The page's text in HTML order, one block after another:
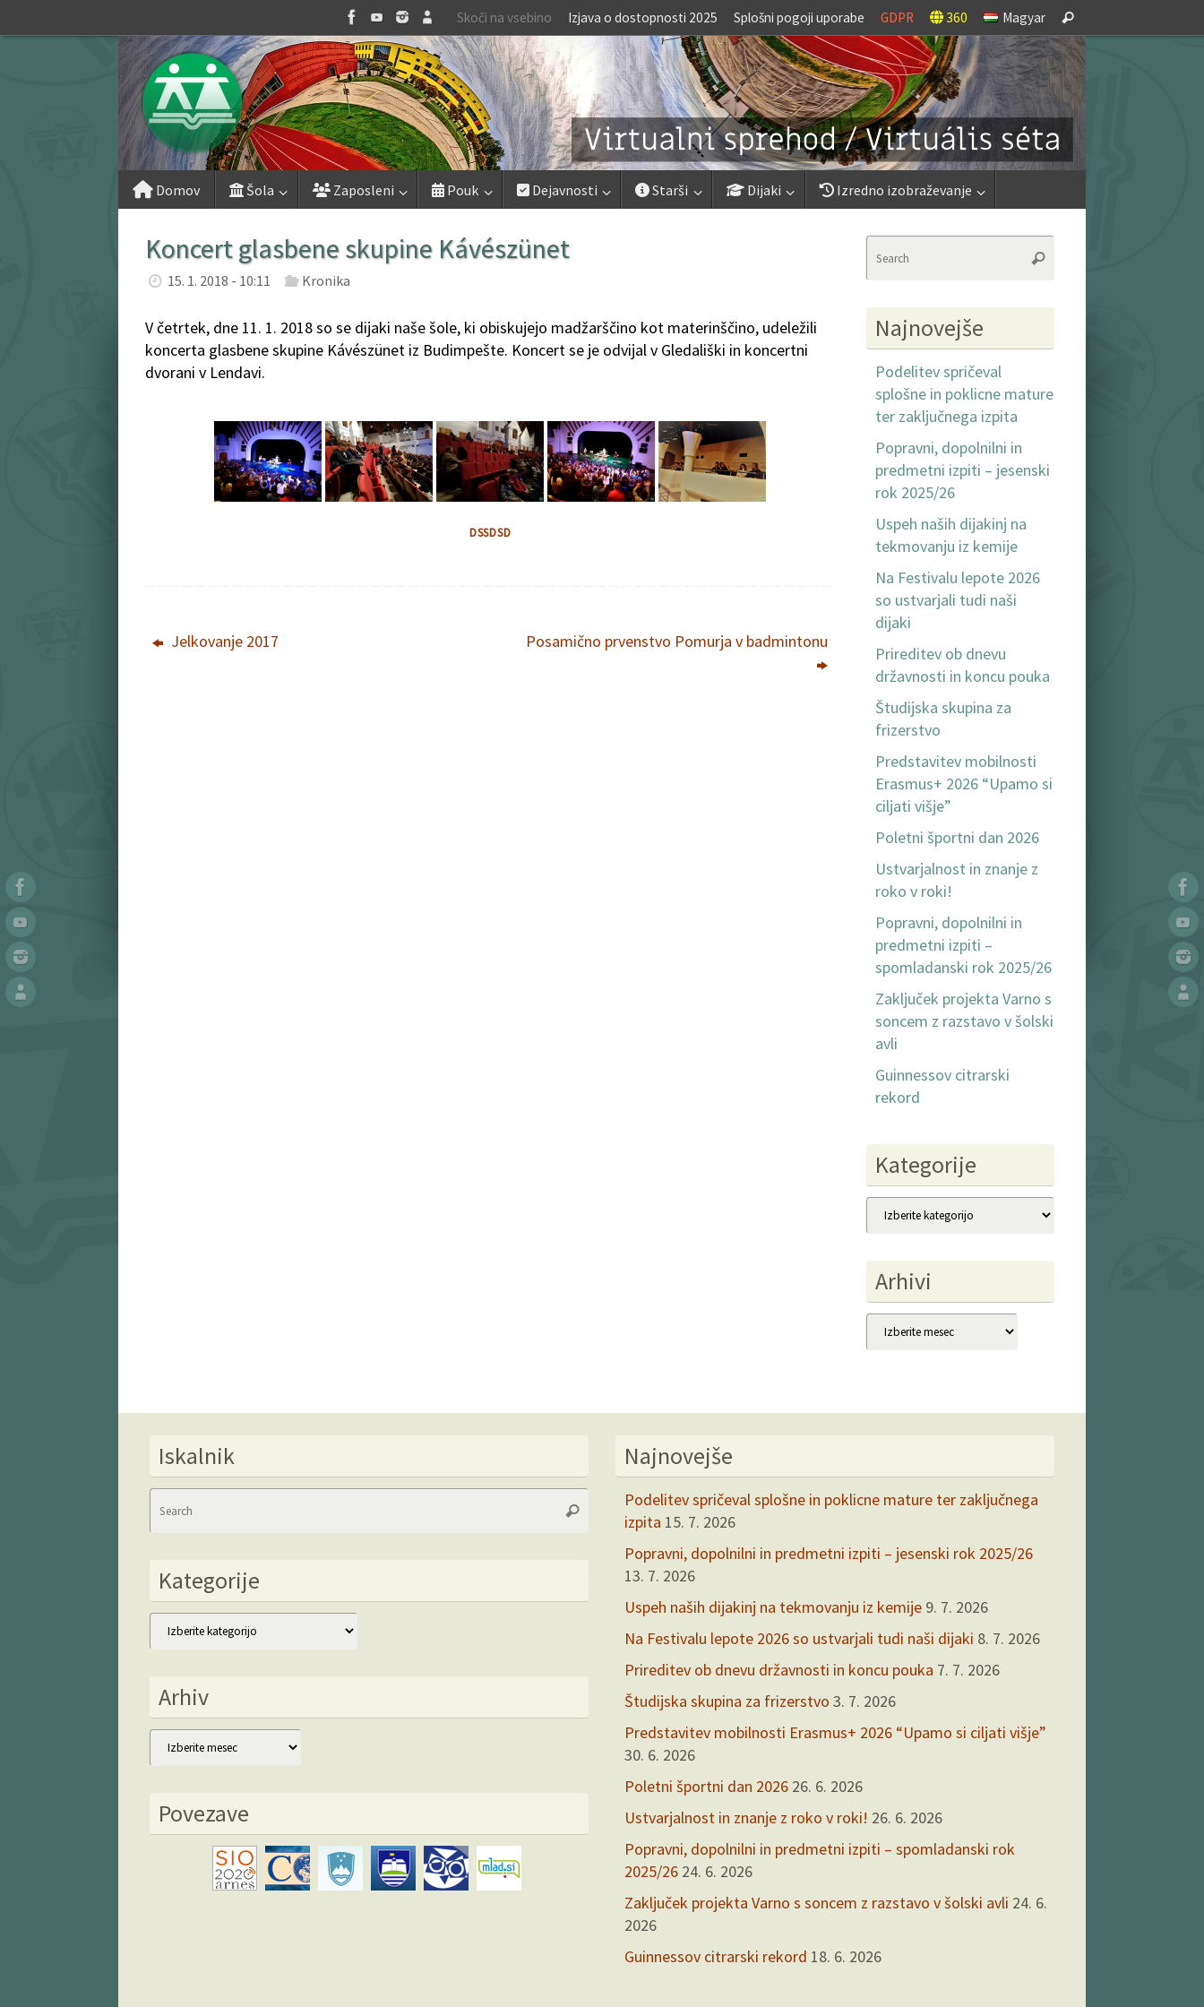
to
Skoči na vsebino Izjava o dostopnosti 2025 Splošni pogoji uporabe GDPR 360 Magyar
for:
Search
Skip
Domov Šola Zaposleni Pouk Dejavnosti Starši Dijaki Izredno izobraževanje
Koncert glasbene skupine Kávészünet
15. 1. 2018 - 10:11 Kronika
V četrtek, dne 11. 1. 2018 so se dijaki naše šole, ki obiskujejo madžarščino kot materinščino, udeležili
koncerta glasbene skupine Kávészünet iz Budimpešte. Koncert se je odvijal v Gledališki in koncertni
dvorani v Lendavi.
DSSDSD
Jelkovanje 2017 Posamično prvenstvo Pomurja v badmintonu
Search
Najnovejše
Podelitev spričeval
splošne in poklicne mature
ter zaključnega izpita
Popravni, dopolnilni in
predmetni izpiti – jesenski
rok 2025/26
Uspeh naših dijakinj na
tekmovanju iz kemije
Na Festivalu lepote 2026
so ustvarjali tudi naši
dijaki
Prireditev ob dnevu
državnosti in koncu pouka
Študijska skupina za
frizerstvo
Predstavitev mobilnosti
Erasmus+ 2026 “Upamo si
ciljati višje”
Poletni športni dan 2026
Ustvarjalnost in znanje z
roko v roki!
Popravni, dopolnilni in
predmetni izpiti –
spomladanski rok 2025/26
Zaključek projekta Varno s
soncem z razstavo v šolski
avli
Guinnessov citrarski
rekord
Kategorije
Kategorije
Arhivi
Arhivi
Iskalnik
Search
Search
Kategorije
Kategorije
Arhiv
Arhiv
Povezave
Najnovejše
Podelitev spričeval splošne in poklicne mature ter zaključnega
izpita 15. 7. 2026
Popravni, dopolnilni in predmetni izpiti – jesenski rok 2025/26
13. 7. 2026
Uspeh naših dijakinj na tekmovanju iz kemije 9. 7. 2026
Na Festivalu lepote 2026 so ustvarjali tudi naši dijaki 8. 7. 2026
Prireditev ob dnevu državnosti in koncu pouka 7. 7. 2026
Študijska skupina za frizerstvo 3. 7. 2026
Predstavitev mobilnosti Erasmus+ 2026 “Upamo si ciljati višje”
30. 6. 2026
Poletni športni dan 2026 26. 6. 2026
Ustvarjalnost in znanje z roko v roki! 26. 6. 2026
Popravni, dopolnilni in predmetni izpiti – spomladanski rok
2025/26 24. 6. 2026
Zaključek projekta Varno s soncem z razstavo v šolski avli 24. 6.
2026
Guinnessov citrarski rekord 18. 6. 2026